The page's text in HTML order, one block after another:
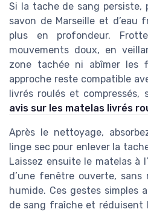
Si la tache de sang persiste,
savon de Marseille et d’eau
plus en profondeur.
mouvements doux, en
zone tachée ni abîmer les
approche reste compatible
livrés roulés et
avis sur les matelas livrés
Après le nettoyage,
linge sec pour enlever la
Laissez ensuite le matelas à
d’une fenêtre ouverte,
humide. Ces gestes simples
de sang fraîche et réduisent